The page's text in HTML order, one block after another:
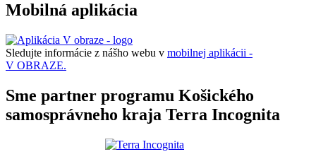
Mobilná aplikácia
Sledujte informácie z nášho webu v mobilnej aplikácii -
V OBRAZE.
Sme partner programu Košického
samosprávneho kraja Terra Incognita